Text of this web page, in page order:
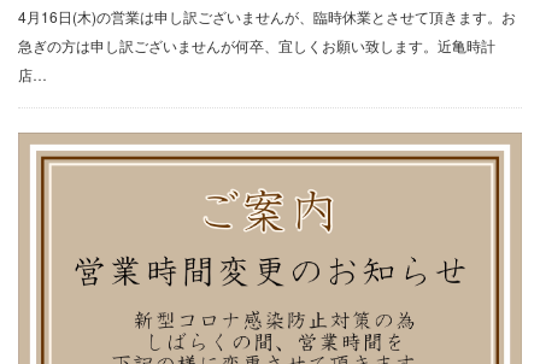
4月16日(木)の営業は申し訳ございませんが、臨時休業とさせて頂きます。お
急ぎの方は申し訳ございませんが何卒、宜しくお願い致します。近亀時計
店…